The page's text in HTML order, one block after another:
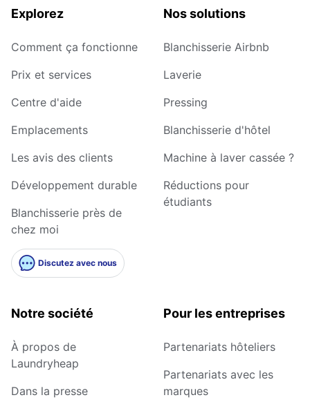
Explorez
Comment ça fonctionne
Prix et services
Centre d'aide
Emplacements
Les avis des clients
Développement durable
Blanchisserie près de
chez moi
Discutez avec nous
Nos solutions
Blanchisserie Airbnb
Laverie
Pressing
Blanchisserie d'hôtel
Machine à laver cassée ?
Réductions pour
étudiants
Notre société
À propos de
Laundryheap
Dans la presse
Pour les entreprises
Partenariats hôteliers
Partenariats avec les
marques